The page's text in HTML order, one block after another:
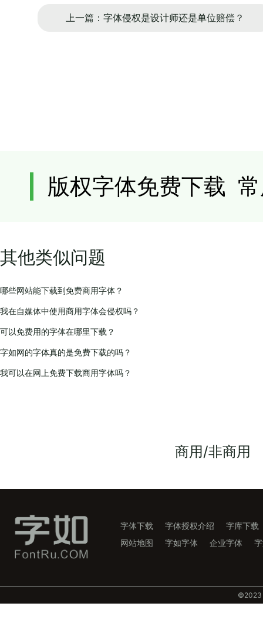
上一篇：字体侵权是设计师还是单位赔偿？
其他类似问题
哪些网站能下载到免费商用字体？
我在自媒体中使用商用字体会侵权吗？
可以免费用的字体在哪里下载？
字如网的字体真的是免费下载的吗？
我可以在网上免费下载商用字体吗？
商用/非商用
字体下载 字体授权介绍
字库下载
网站地图
字如字体 企业字体
©️2023